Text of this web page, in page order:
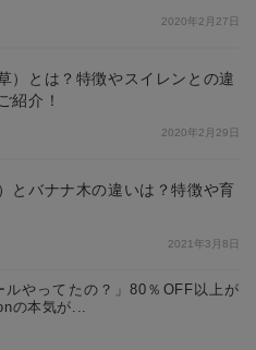
2020年2月27日
）とは？特徴やスイレンとの違
紹介！
2020年2月29日
とバナナ木の違いは？特徴や育
2021年3月8日
ルやってたの？」80％OFF以上が
の本気が...